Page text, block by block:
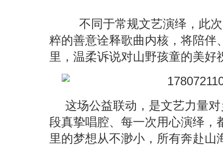
不同于常规文艺演绎，此
粹的善意诠释歌曲内核，将陪伴
里，温柔诉说对山野孩童的美好
这场公益联动，是文艺力量
段真挚唱腔、每一次用心演绎，
里的梦想从不渺小，所有奔赴